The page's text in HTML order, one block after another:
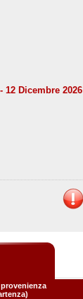
12 Dicembre 2026